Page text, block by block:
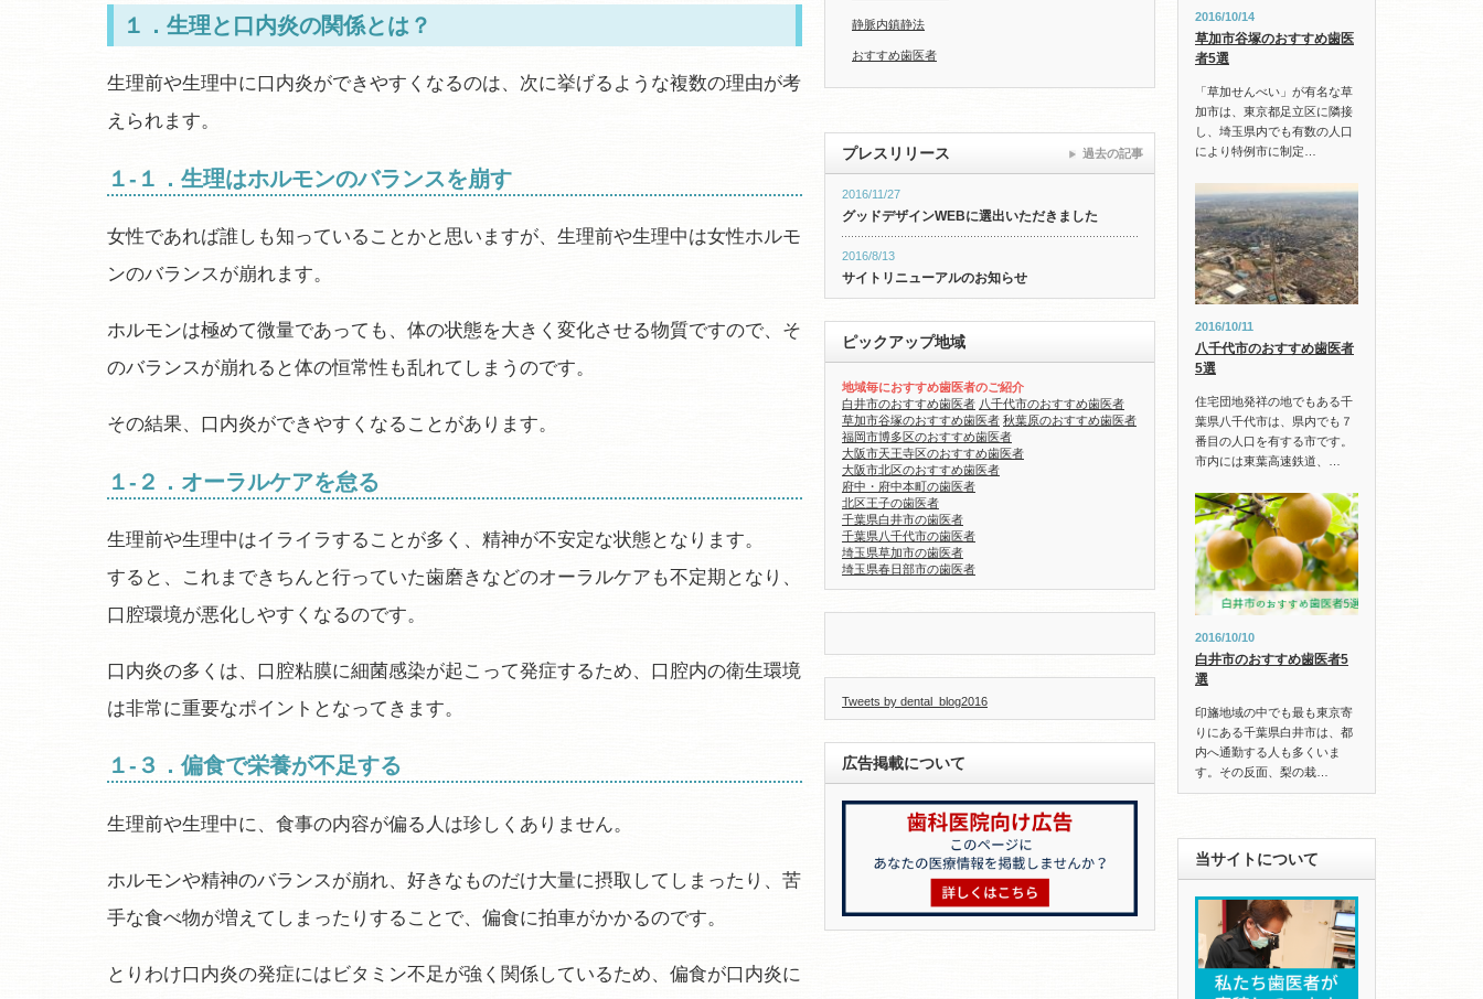
１．生理と口内炎の関係とは？
生理前や生理中に口内炎ができやすくなるのは、次に挙げるような複数の理由が考
えられます。
１-１．生理はホルモンのバランスを崩す
女性であれば誰しも知っていることかと思いますが、生理前や生理中は女性ホルモ
ンのバランスが崩れます。
ホルモンは極めて微量であっても、体の状態を大きく変化させる物質ですので、そ
のバランスが崩れると体の恒常性も乱れてしまうのです。
その結果、口内炎ができやすくなることがあります。
１-２．オーラルケアを怠る
生理前や生理中はイライラすることが多く、精神が不安定な状態となります。
すると、これまできちんと行っていた歯磨きなどのオーラルケアも不定期となり、
口腔環境が悪化しやすくなるのです。
口内炎の多くは、口腔粘膜に細菌感染が起こって発症するため、口腔内の衛生環境
は非常に重要なポイントとなってきます。
１-３．偏食で栄養が不足する
生理前や生理中に、食事の内容が偏る人は珍しくありません。
ホルモンや精神のバランスが崩れ、好きなものだけ大量に摂取してしまったり、苦
手な食べ物が増えてしまったりすることで、偏食に拍車がかかるのです。
とりわけ口内炎の発症にはビタミン不足が強く関係しているため、偏食が口内炎に
静脈内鎮静法
おすすめ歯医者
プレスリリース
2016/11/27
グッドデザインWEBに選出いただきました
2016/8/13
サイトリニューアルのお知らせ
過去の記事
ピックアップ地域
地域毎におすすめ歯医者のご紹介
白井市のおすすめ歯医者 八千代市のおすすめ歯医者
草加市谷塚のおすすめ歯医者 秋葉原のおすすめ歯医者
福岡市博多区のおすすめ歯医者
大阪市天王寺区のおすすめ歯医者
大阪市北区のおすすめ歯医者
府中・府中本町の歯医者
北区王子の歯医者
千葉県白井市の歯医者
千葉県八千代市の歯医者
埼玉県草加市の歯医者
埼玉県春日部市の歯医者
Tweets by dental_blog2016
広告掲載について
2016/10/14
草加市谷塚のおすすめ歯医
者5選
「草加せんべい」が有名な草
加市は、東京都足立区に隣接
し、埼玉県内でも有数の人口
により特例市に制定…
2016/10/11
八千代市のおすすめ歯医者
5選
住宅団地発祥の地でもある千
葉県八千代市は、県内でも７
番目の人口を有する市です。
市内には東葉高速鉄道、…
2016/10/10
白井市のおすすめ歯医者5
選
印旛地域の中でも最も東京寄
りにある千葉県白井市は、都
内へ通勤する人も多くいま
す。その反面、梨の栽…
当サイトについて